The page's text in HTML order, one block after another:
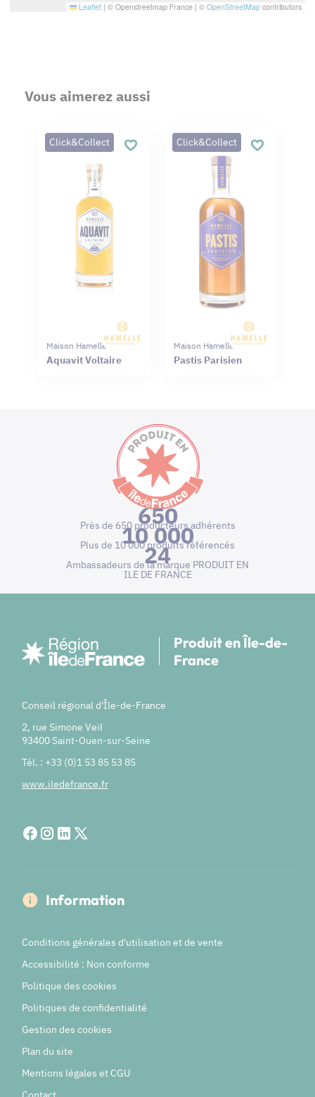
Leaflet | © Openstreetmap France | © OpenStreetMap contributors
Vous aimerez aussi
Click&Collect
Maison Hamelle
Aquavit Voltaire
Click&Collect
Maison Hamelle
Pastis Parisien
650
Près de 650 producteurs adhérents
10 000
Plus de 10 000 produits référencés
24
Ambassadeurs de la marque PRODUIT EN
ILE DE FRANCE
Produit en Île-de-
France
Conseil régional d'Île-de-France
2, rue Simone Veil
93400 Saint-Ouen-sur-Seine
Tél. : +33 (0)1 53 85 53 85
www.iledefrance.fr
Information
Conditions générales d'utilisation et de vente
Accessibilité : Non conforme
Politique des cookies
Politiques de confidentialité
Gestion des cookies
Plan du site
Mentions légales et CGU